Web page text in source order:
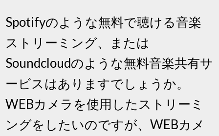
Spotifyのような無料で聴ける音楽
ストリーミング、または
Soundcloudのような無料音楽共有サ
ービスはありますでしょうか。
WEBカメラを使用したストリーミ
ングをしたいのですが、WEBカメ